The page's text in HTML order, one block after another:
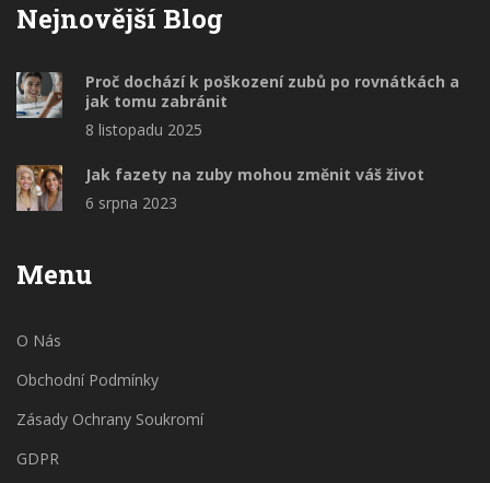
Nejnovější Blog
Proč dochází k poškození zubů po rovnátkách a
jak tomu zabránit
8 listopadu 2025
Jak fazety na zuby mohou změnit váš život
6 srpna 2023
Menu
O Nás
Obchodní Podmínky
Zásady Ochrany Soukromí
GDPR